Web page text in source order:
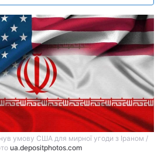
умову США для мирної угоди з Іраном /
ua.depositphotos.com